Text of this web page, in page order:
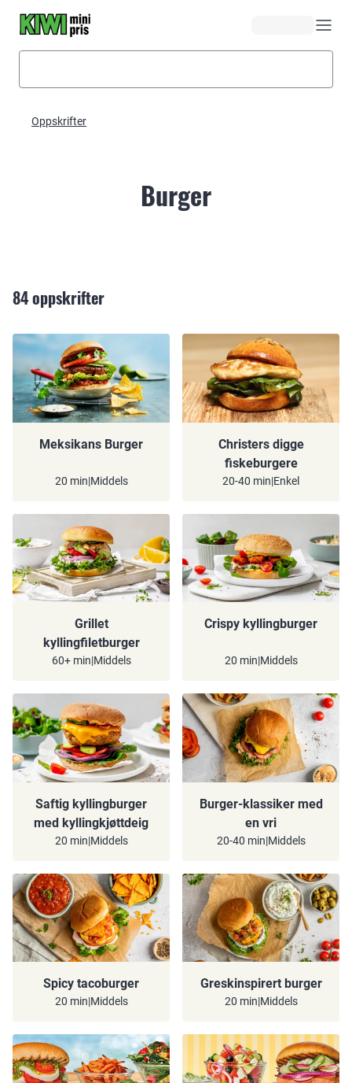
Oppskrifter
Burger
84oppskrifter
Meksikans Burger
20 min|Middels
Christers digge
fiskeburgere
20-40 min|Enkel
Grillet
kyllingfiletburger
60+ min|Middels
Crispy kyllingburger
20 min|Middels
Saftig kyllingburger
med kyllingkjøttdeig
20 min|Middels
Burger-klassiker med
en vri
20-40 min|Middels
Spicy tacoburger
20 min|Middels
Greskinspirert burger
20 min|Middels